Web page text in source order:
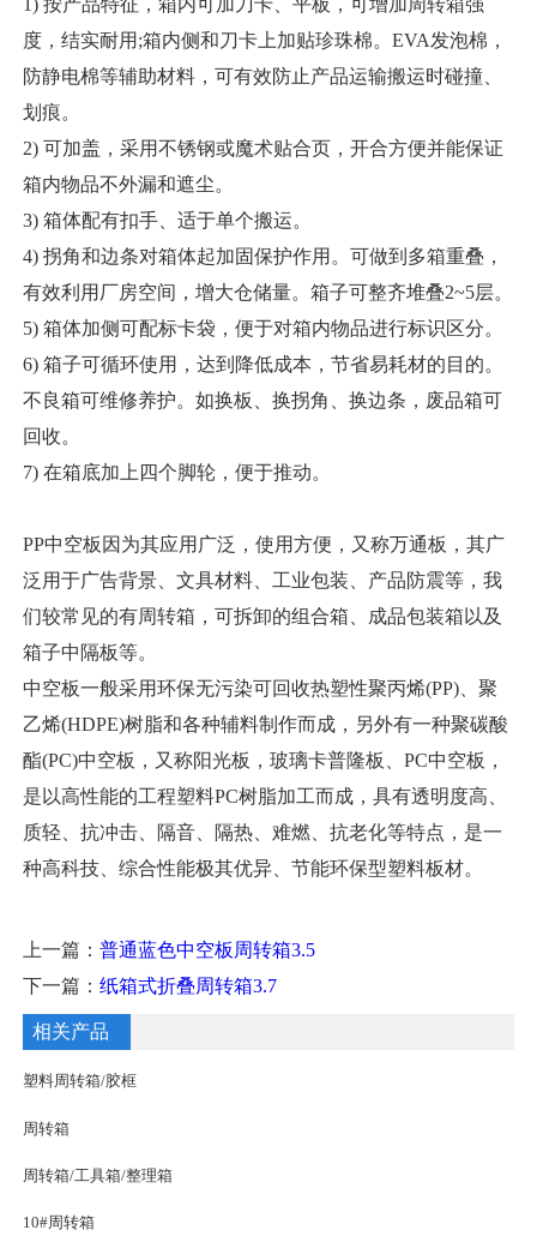
1) 按产品特征，箱内可加刀卡、平板，可增加周转箱强
度，结实耐用;箱内侧和刀卡上加贴珍珠棉。EVA发泡棉，
防静电棉等辅助材料，可有效防止产品运输搬运时碰撞、
划痕。
2) 可加盖，采用不锈钢或魔术贴合页，开合方便并能保证
箱内物品不外漏和遮尘。
3) 箱体配有扣手、适于单个搬运。
4) 拐角和边条对箱体起加固保护作用。可做到多箱重叠，
有效利用厂房空间，增大仓储量。箱子可整齐堆叠2~5层。
5) 箱体加侧可配标卡袋，便于对箱内物品进行标识区分。
6) 箱子可循环使用，达到降低成本，节省易耗材的目的。
不良箱可维修养护。如换板、换拐角、换边条，废品箱可
回收。
7) 在箱底加上四个脚轮，便于推动。
PP中空板因为其应用广泛，使用方便，又称万通板，其广
泛用于广告背景、文具材料、工业包装、产品防震等，我
们较常见的有周转箱，可拆卸的组合箱、成品包装箱以及
箱子中隔板等。
中空板一般采用环保无污染可回收热塑性聚丙烯(PP)、聚
乙烯(HDPE)树脂和各种辅料制作而成，另外有一种聚碳酸
酯(PC)中空板，又称阳光板，玻璃卡普隆板、PC中空板，
是以高性能的工程塑料PC树脂加工而成，具有透明度高、
质轻、抗冲击、隔音、隔热、难燃、抗老化等特点，是一
种高科技、综合性能极其优异、节能环保型塑料板材。
上一篇： 普通蓝色中空板周转箱3.5
下一篇： 纸箱式折叠周转箱3.7
相关产品
塑料周转箱/胶框
周转箱
周转箱/工具箱/整理箱
10#周转箱